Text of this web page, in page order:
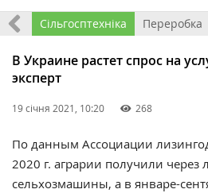
Сільгосптехніка Переробка
В Украине растет спрос на
эксперт
19 січня 2021, 10:20 268
По данным Ассоциации
2020 г. аграрии получили через
сельхозмашины, а в январе-